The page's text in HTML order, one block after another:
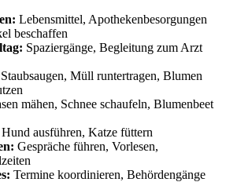
Lebensmittel, Apothekenbesorgungen
beschaffen
Spaziergänge, Begleitung zum Arzt
Staubsaugen, Müll runtertragen, Blumen
mähen, Schnee schaufeln, Blumenbeet
Hund ausführen, Katze füttern
Gespräche führen, Vorlesen,
Termine koordinieren, Behördengänge